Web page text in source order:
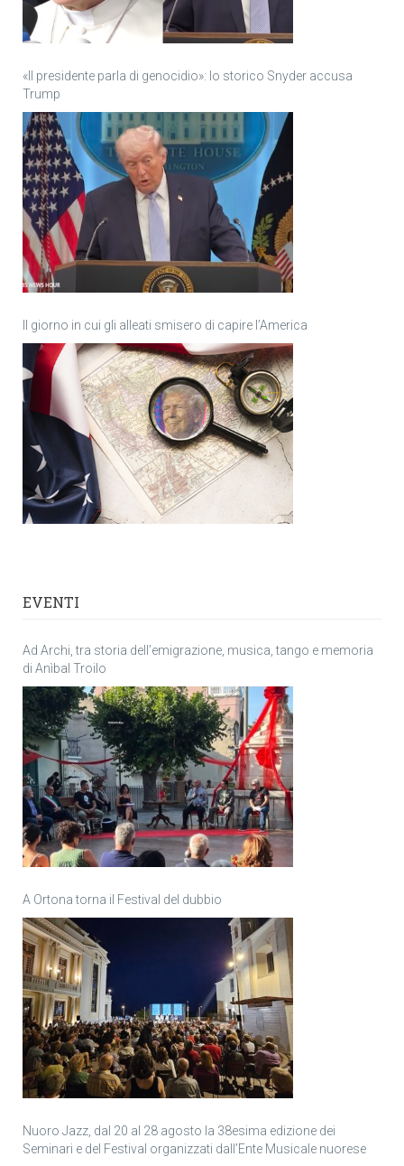
«Il presidente parla di genocidio»: lo storico Snyder accusa
Trump
Il giorno in cui gli alleati smisero di capire l’America
EVENTI
Ad Archi, tra storia dell’emigrazione, musica, tango e memoria
di Anìbal Troilo
A Ortona torna il Festival del dubbio
Nuoro Jazz, dal 20 al 28 agosto la 38esima edizione dei
Seminari e del Festival organizzati dall’Ente Musicale nuorese